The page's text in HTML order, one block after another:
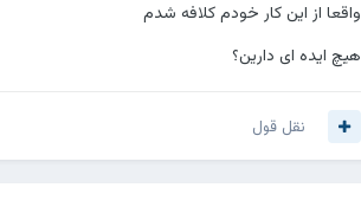
واقعا از این کار خودم کلافه شدم
هیچ ایده ای دارین؟
نقل قول